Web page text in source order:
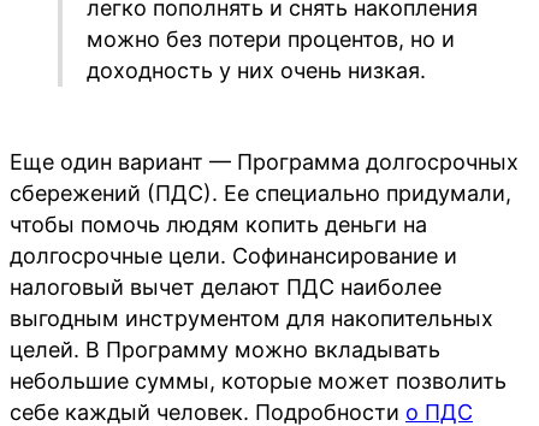
легко пополнять и снять накопления
можно без потери процентов, но и
доходность у них очень низкая.
Еще один вариант — Программа долгосрочных
сбережений (ПДС). Ее специально придумали,
чтобы помочь людям копить деньги на
долгосрочные цели. Софинансирование и
налоговый вычет делают ПДС наиболее
выгодным инструментом для накопительных
целей. В Программу можно вкладывать
небольшие суммы, которые может позволить
себе каждый человек. Подробности о ПДС